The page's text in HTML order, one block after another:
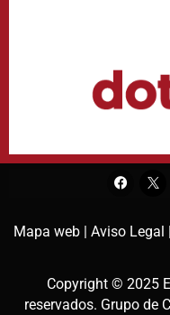
Mapa web | Aviso Legal |
Copyright © 2025
reservados. Grupo de